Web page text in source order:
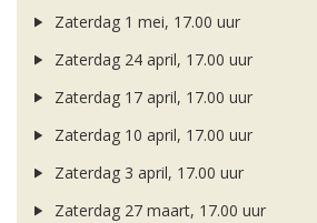
Zaterdag 1 mei, 17.00 uur
Zaterdag 24 april, 17.00 uur
Zaterdag 17 april, 17.00 uur
Zaterdag 10 april, 17.00 uur
Zaterdag 3 april, 17.00 uur
Zaterdag 27 maart, 17.00 uur